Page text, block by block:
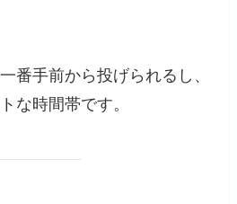
番手前から投げられるし、
な時間帯です。